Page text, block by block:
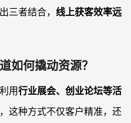
三者结合， 线上获客效率远
如何撬动资源？
用行业展会、创业论坛等活
，这种方式不仅客户精准，还